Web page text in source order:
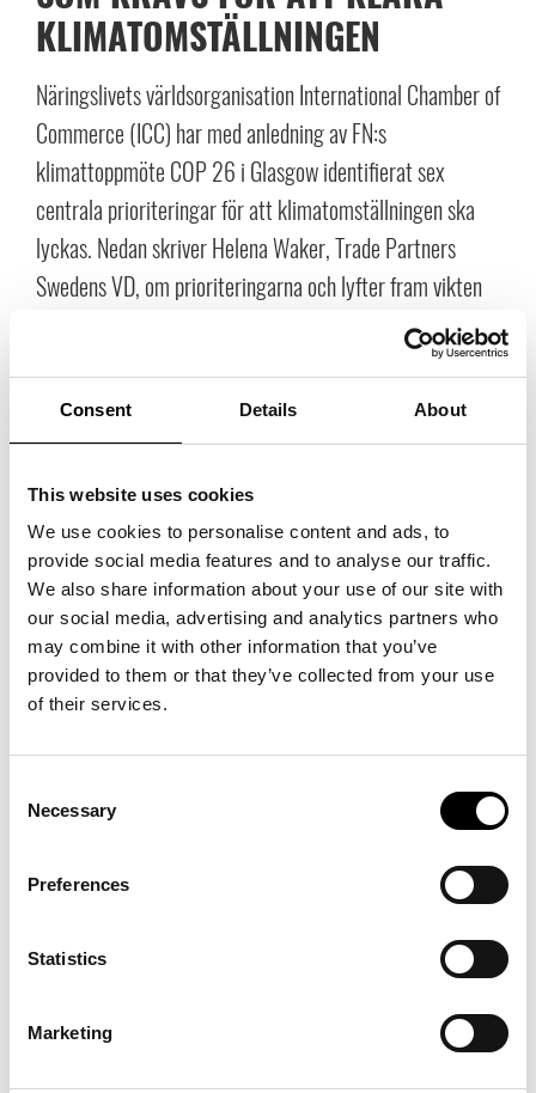
Consent Details About
This website uses cookies
We use cookies to personalise content and ads, to
provide social media features and to analyse our traffic.
We also share information about your use of our site with
our social media, advertising and analytics partners who
may combine it with other information that you’ve
provided to them or that they’ve collected from your use
of their services.
Selection
Necessary
Preferences
Statistics
Marketing
KLIMATOMSTÄLLNINGEN
Näringslivets världsorganisation International Chamber of
Commerce (ICC) har med anledning av FN:s
klimattoppmöte COP 26 i Glasgow identifierat sex
centrala prioriteringar för att klimatomställningen ska
lyckas. Nedan skriver Helena Waker, Trade Partners
Swedens VD, om prioriteringarna och lyfter fram vikten
Vi inom Trade Partners Sweden ställer oss helt bakom ICCs sex centrala
prioriteringar för att klimatomställningen ska lyckas!
vidta konkreta åtgärder för att minska de globala utsläppen och begränsa
klimatförändringarna. Via ICC där Trade Partners är medlemmar, är
flera ICC medlemmars representanter på plats i Glasgow för att dela med
klimatförändringar, minska utsläppen och till uppfyllandet av globala
hållbarhetsmål. För många företag, inte minst svenska, är det en viktig
att näringslivet inte reduceras till att enbart vara en uppställning goda
exempel att visa upp i internationella sammanhang. Näringslivets